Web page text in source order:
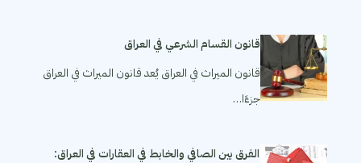
قانون القسام الشرعي في العراق
قانون الميراث في العراق يُعد قانون الميراث في العراق
جزءًا…
الفرق بين الصافي والخابط في العقارات في العراق: